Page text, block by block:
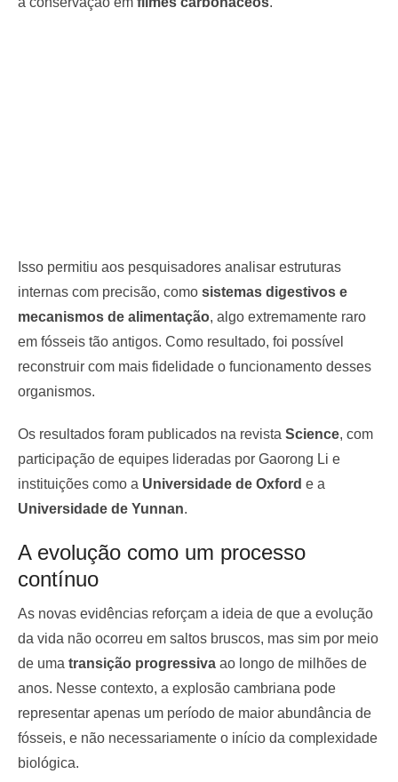
Isso permitiu aos pesquisadores analisar estruturas
internas com precisão, como sistemas digestivos e
mecanismos de alimentação, algo extremamente raro
em fósseis tão antigos. Como resultado, foi possível
reconstruir com mais fidelidade o funcionamento desses
organismos.
Os resultados foram publicados na revista Science, com
participação de equipes lideradas por Gaorong Li e
instituições como a Universidade de Oxford e a
Universidade de Yunnan.
A evolução como um processo
contínuo
As novas evidências reforçam a ideia de que a evolução
da vida não ocorreu em saltos bruscos, mas sim por meio
de uma transição progressiva ao longo de milhões de
anos. Nesse contexto, a explosão cambriana pode
representar apenas um período de maior abundância de
fósseis, e não necessariamente o início da complexidade
biológica.